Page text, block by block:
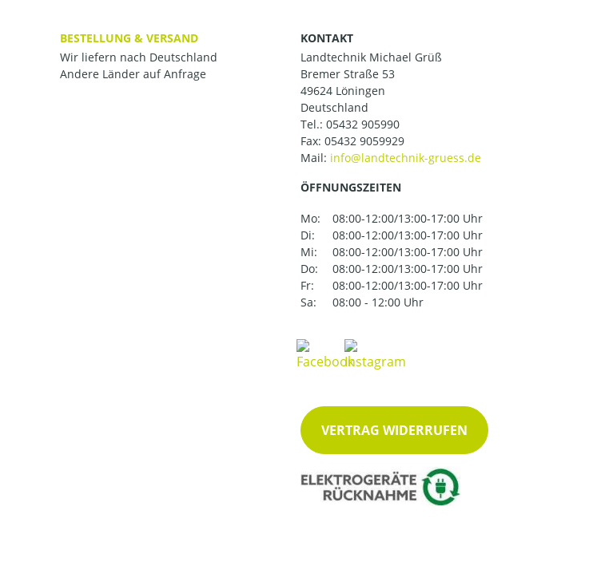
BESTELLUNG & VERSAND
Wir liefern nach Deutschland
Andere Länder auf Anfrage
KONTAKT
Landtechnik Michael Grüß
Bremer Straße 53
49624 Löningen
Deutschland
Tel.: 05432 905990
Fax: 05432 9059929
Mail:
ÖFFNUNGSZEITEN
Mo:
08:00-12:00/13:00-17:00 Uhr
Di:
08:00-12:00/13:00-17:00 Uhr
Mi:
08:00-12:00/13:00-17:00 Uhr
Do:
08:00-12:00/13:00-17:00 Uhr
Fr:
08:00-12:00/13:00-17:00 Uhr
Sa:
08:00 - 12:00 Uhr
VERTRAG WIDERRUFEN